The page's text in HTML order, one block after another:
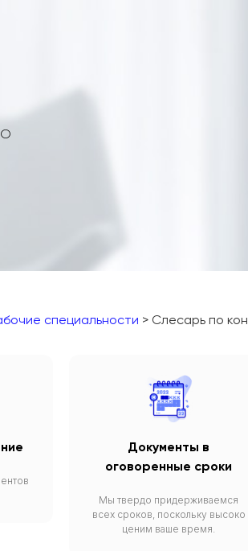
специальности > Слесарь по
Документы в
оговоренные сроки
Мы твердо придерживаемся
всех сроков, поскольку высоко
ценим ваше время.